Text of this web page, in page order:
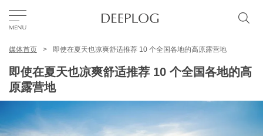
TOP
区域
媒体首页 即使在夏天也凉爽舒适推荐 10 个全国各地的高原露营地
即使在夏天也凉爽舒适推荐 10 个全国各地的高
原露营地